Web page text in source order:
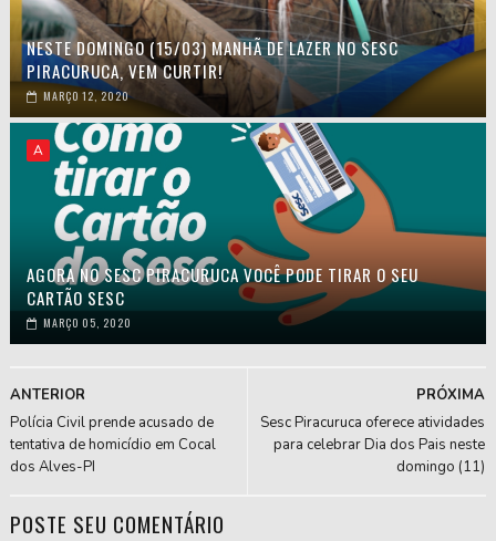
NESTE DOMINGO (15/03) MANHÃ DE LAZER NO SESC
PIRACURUCA, VEM CURTIR!
MARÇO 12, 2020
A
AGORA NO SESC PIRACURUCA VOCÊ PODE TIRAR O SEU
CARTÃO SESC
MARÇO 05, 2020
PRÓXIMA
Sesc Piracuruca oferece atividades
para celebrar Dia dos Pais neste
domingo (11)
ANTERIOR
Polícia Civil prende acusado de
tentativa de homicídio em Cocal
dos Alves-PI
POSTE SEU COMENTÁRIO